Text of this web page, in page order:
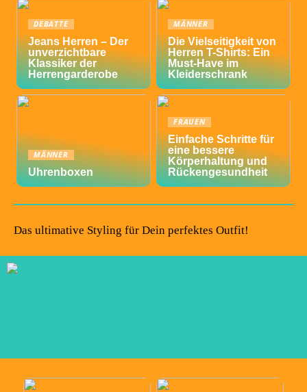
DEBATTE
Jeans Herren – Der
unverzichtbare
Klassiker der
Herrengarderobe
MÄNNER
Die Vielseitigkeit von
Herren T-Shirts: Ein
Must-Have im
Kleiderschrank
MÄNNER
Uhrenboxen
FRAUEN
Einfache Schritte für
eine bessere
Körperhaltung und
Rückengesundheit
Das ultimative Styling für Dein perfektes Outfit!